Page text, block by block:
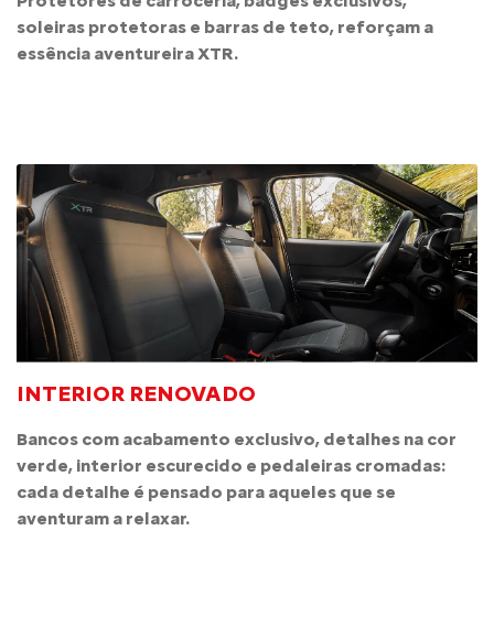
soleiras protetoras e barras de teto, reforçam a
essência aventureira XTR.
INTERIOR RENOVADO
Bancos com acabamento exclusivo, detalhes na cor
verde, interior escurecido e pedaleiras cromadas:
cada detalhe é pensado para aqueles que se
aventuram a relaxar.